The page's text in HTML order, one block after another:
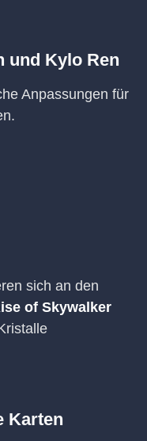
und Kylo Ren
Anpassungen für
sich an den
of Skywalker
Karten